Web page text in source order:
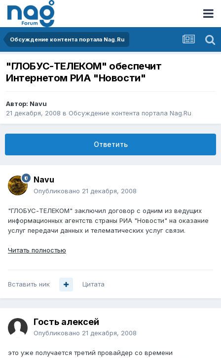
Обсуждение контента портала Nag.Ru
"ГЛОБУС-ТЕЛЕКОМ" обеспечит
Интернетом РИА "Новости"
Автор: Navu
21 декабря, 2008 в Обсуждение контента портала Nag.Ru
Ответить
Navu
Опубликовано 21 декабря, 2008
"ГЛОБУС-ТЕЛЕКОМ" заключил договор с одним из ведущих
информационных агентств страны РИА "Новости" на оказание
услуг передачи данных и телематических услуг связи.
Читать полностью
Вставить ник Цитата
Гость алексей
Опубликовано 21 декабря, 2008
это уже получается третий провайдер со времени